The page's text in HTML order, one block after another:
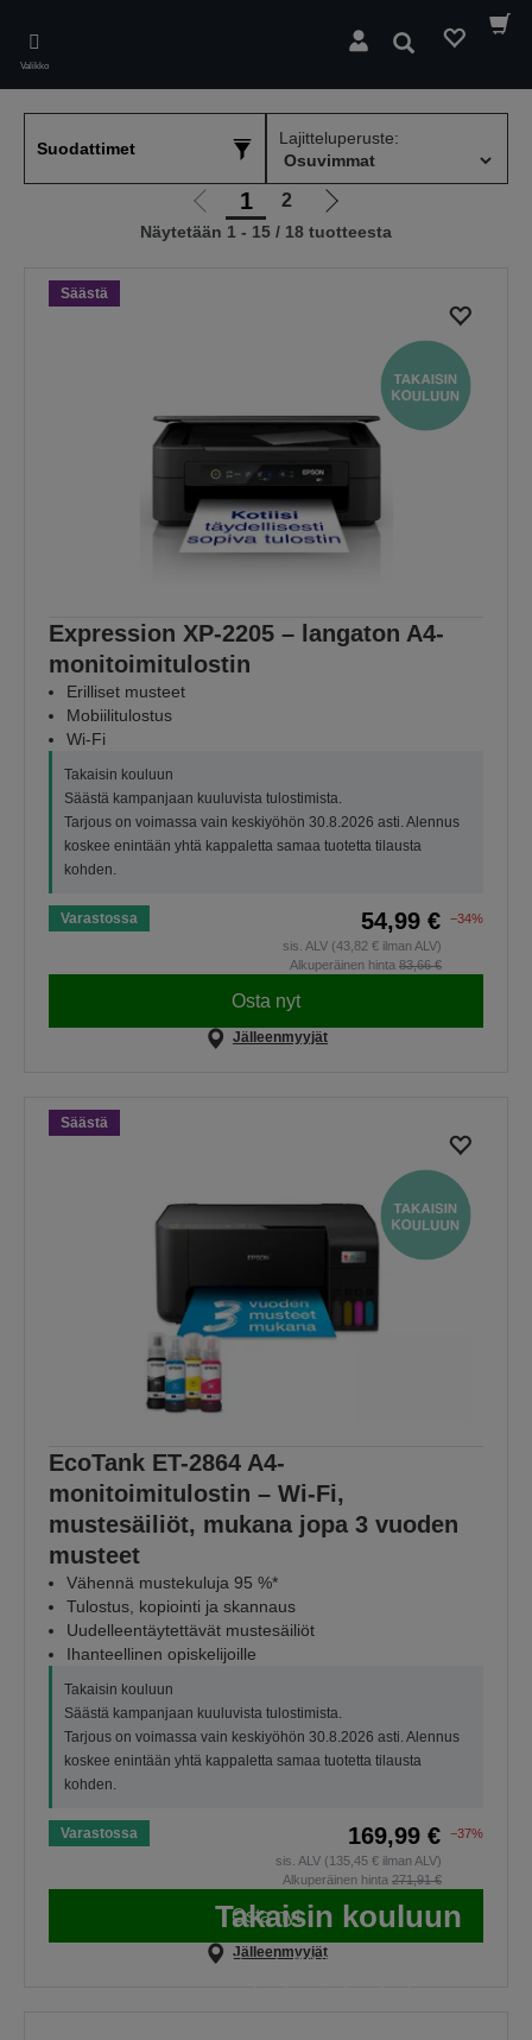
main
content
Valikko
Hae
Suodattimet
Lajitteluperuste:
Siirry
edelliselle
1 2
Siirry
seuraavalle
Näytetään 1 - 15 / 18 tuotteesta
Säästä
Expression XP-2205 – langaton A4-
monitoimitulostin
Erilliset musteet
Mobiilitulostus
Wi-Fi
Takaisin kouluun
Säästä kampanjaan kuuluvista tulostimista.
Tarjous on voimassa vain keskiyöhön 30.8.2026 asti. Alennus
koskee enintään yhtä kappaletta samaa tuotetta tilausta
kohden.
Varastossa 54,99 €
−34%
sis. ALV (43,82 € ilman ALV)
Alkuperäinen hinta 83,66 €
Osta nyt
Jälleenmyyjät
Säästä
EcoTank ET-2864 A4-
monitoimitulostin – Wi-Fi,
mustesäiliöt, mukana jopa 3 vuoden
musteet
Vähennä mustekuluja 95 %*
Tulostus, kopiointi ja skannaus
Uudelleentäytettävät mustesäiliöt
Ihanteellinen opiskelijoille
Takaisin kouluun
Säästä kampanjaan kuuluvista tulostimista.
Tarjous on voimassa vain keskiyöhön 30.8.2026 asti. Alennus
koskee enintään yhtä kappaletta samaa tuotetta tilausta
kohden.
Varastossa 169,99 €
−37%
sis. ALV (135,45 € ilman ALV)
Alkuperäinen hinta 271,91 €
Osta nyt
Jälleenmyyjät
Takaisin kouluun
Säästä 10 % kampanjaan